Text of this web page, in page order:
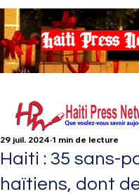
Haiti Press
Haiti : 35 sans-
haïtiens, dont
29 juil. 2024 1 min de lecture